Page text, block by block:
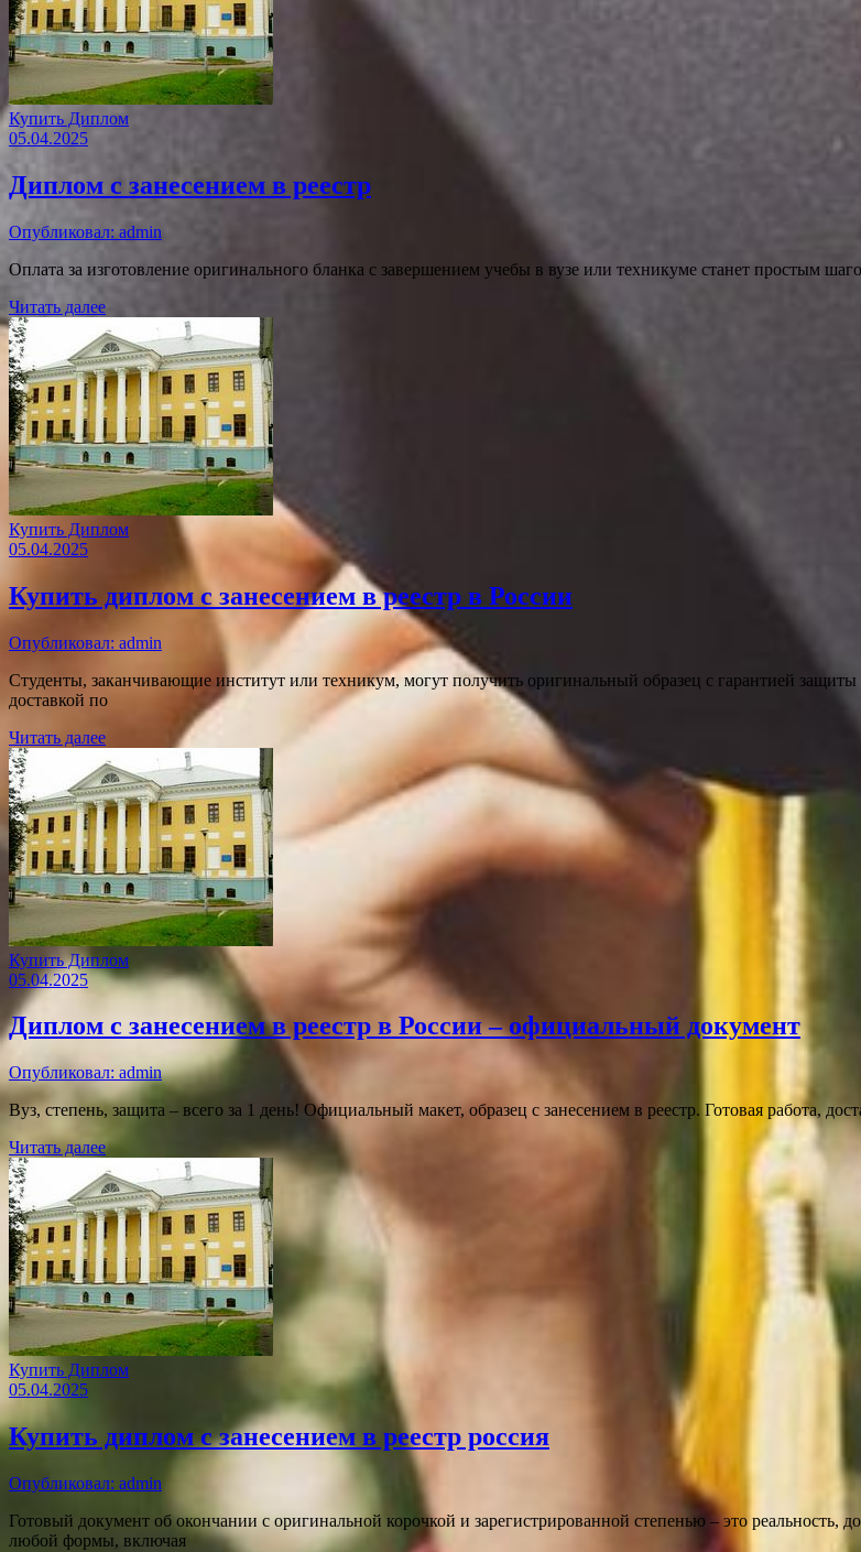
Купить Диплом
05.04.2025
Диплом с занесением в реестр
Опубликовал: admin
Оплата за изготовление оригинального бланка с завершением учебы в вузе или техникуме станет простым
Читать далее
Купить Диплом
05.04.2025
Купить диплом с занесением в реестр в России
Опубликовал: admin
Студенты, заканчивающие институт или техникум, могут получить оригинальный образец с гарантией
доставкой по
Читать далее
Купить Диплом
05.04.2025
Диплом с занесением в реестр в России – официальный документ
Опубликовал: admin
Вуз, степень, защита – всего за 1 день! Официальный макет, образец с занесением в реестр. Готовая работа,
Читать далее
Купить Диплом
05.04.2025
Купить диплом с занесением в реестр россия
Опубликовал: admin
Готовый документ об окончании с оригинальной корочкой и зарегистрированной степенью – это реальность,
любой формы, включая